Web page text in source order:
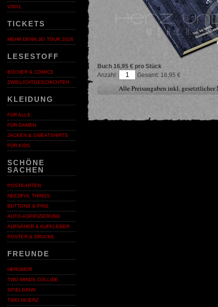
VINYL
TICKETS
MEHR DENN JE! TOUR 2026
LESESTOFF
BÜCHER & COMICS
ZWIELICHTGESCHICHTEN
KLEIDUNG
FÜR ALLE
FÜR DAMEN
JACKEN & SWEATSHIRTS
FÜR KIDS
SCHÖNE
SACHEN
POSTKARTEN
NEEDFUL THINGS
BUTTONS & PINS
AUTO-ASPIFIZIERUNG
AUFNÄHER & AUFKLEBER
POSTER & DRUCKE
FREUNDE
HERUMOR
TWO MINDS COLLIDE
SPIELBANN
TIMO WUERZ
Buch 16,95 € pro Stück
Anzahl:
16,95
Alle Preisangaben inkl.